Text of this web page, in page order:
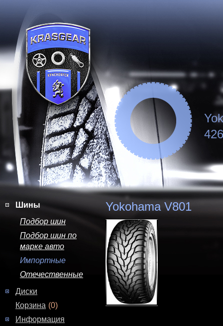
Шины
Подбор шин
Подбор шин по
марке авто
Импортные
Отечественные
Диски
Корзина (0)
Информация
Yokohama V801